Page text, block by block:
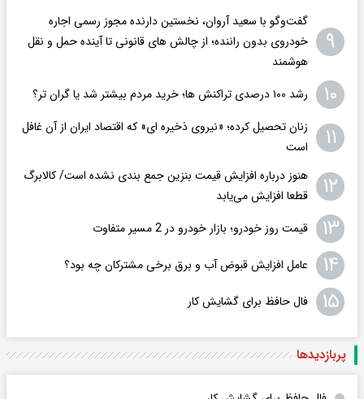
۹
گفت‌وگو با سعید آروان، نخستین دارنده مجوز رسمی اجاره
خودروی بدون راننده؛ از چالش های قانونی تا آینده حمل و نقل
هوشمند
۱۰ رشد ۱۰۰ درصدی تراکنش ها؛ خرید مردم بیشتر شد یا گران تر؟
۱۱
زنان تحصیل کرده؛ «نیروی ذخیره ای» که اقتصاد ایران از آن غافل
است
۱۲
هنوز درباره افزایش قیمت بنزین جمع بندی نشده است/ کالابرگ
قطعا افزایش می‌یابد
۱۳ قیمت روز خودرو؛ بازار خودرو در 2 مسیر متفاوت
۱۴ عامل افزایش قبوض آب و برق برخی مشترکان چه بود؟
۱۵ فال حافظ برای گشایش کار
پربازدید‌ها